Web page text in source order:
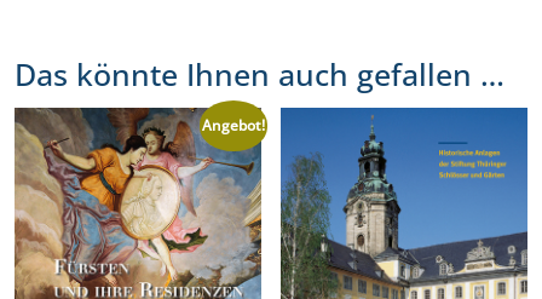
Das könnte Ihnen auch gefallen …
Angebot!